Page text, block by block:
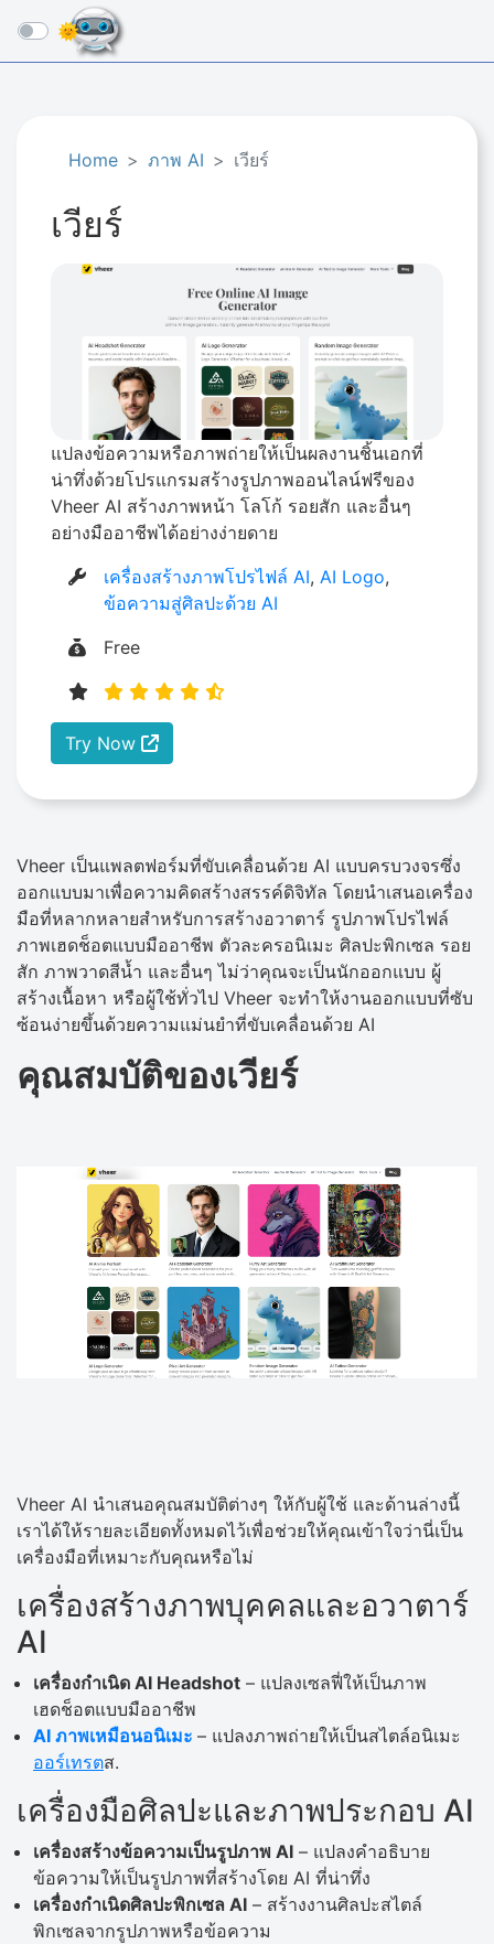
☰
Home ภาพ AI เวียร์
เวียร์
แปลงข้อความหรือภาพถ่ายให้เป็นผลงานชิ้นเอกที่
น่าทึ่งด้วยโปรแกรมสร้างรูปภาพออนไลน์ฟรีของ
Vheer AI สร้างภาพหน้า โลโก้ รอยสัก และอื่นๆ
อย่างมืออาชีพได้อย่างง่ายดาย
เครื่องสร้างภาพโปรไฟล์ AI,AI Logo,
ข้อความสู่ศิลปะด้วย AI
Free
Try Now
Vheer เป็นแพลตฟอร์มที่ขับเคลื่อนด้วย AI แบบครบวงจรซึ่ง
ออกแบบมาเพื่อความคิดสร้างสรรค์ดิจิทัล โดยนำเสนอเครื่อง
มือที่หลากหลายสำหรับการสร้างอวาตาร์ รูปภาพโปรไฟล์
ภาพเฮดช็อตแบบมืออาชีพ ตัวละครอนิเมะ ศิลปะพิกเซล รอย
สัก ภาพวาดสีน้ำ และอื่นๆ ไม่ว่าคุณจะเป็นนักออกแบบ ผู้
สร้างเนื้อหา หรือผู้ใช้ทั่วไป Vheer จะทำให้งานออกแบบที่ซับ
ซ้อนง่ายขึ้นด้วยความแม่นยำที่ขับเคลื่อนด้วย AI
คุณสมบัติของเวียร์
Vheer AI นำเสนอคุณสมบัติต่างๆ ให้กับผู้ใช้ และด้านล่างนี้
เราได้ให้รายละเอียดทั้งหมดไว้เพื่อช่วยให้คุณเข้าใจว่านี่เป็น
เครื่องมือที่เหมาะกับคุณหรือไม่
เครื่องสร้างภาพบุคคลและอวาตาร์
AI
เครื่องกำเนิด AI Headshot – แปลงเซลฟี่ให้เป็นภาพ
เฮดช็อตแบบมืออาชีพ
AI ภาพเหมือนอนิเมะ – แปลงภาพถ่ายให้เป็นสไตล์อนิเมะ
ออร์เทรตส.
เครื่องมือศิลปะและภาพประกอบ AI
เครื่องสร้างข้อความเป็นรูปภาพ AI – แปลงคำอธิบาย
ข้อความให้เป็นรูปภาพที่สร้างโดย AI ที่น่าทึ่ง
เครื่องกำเนิดศิลปะพิกเซล AI – สร้างงานศิลปะสไตล์
พิกเซลจากรูปภาพหรือข้อความ